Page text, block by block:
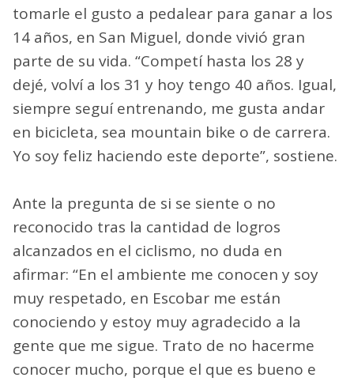
tomarle el gusto a pedalear para ganar a los
14 años, en San Miguel, donde vivió gran
parte de su vida. “Competí hasta los 28 y
dejé, volví a los 31 y hoy tengo 40 años. Igual,
siempre seguí entrenando, me gusta andar
en bicicleta, sea mountain bike o de carrera.
Yo soy feliz haciendo este deporte”, sostiene.
Ante la pregunta de si se siente o no
reconocido tras la cantidad de logros
alcanzados en el ciclismo, no duda en
afirmar: “En el ambiente me conocen y soy
muy respetado, en Escobar me están
conociendo y estoy muy agradecido a la
gente que me sigue. Trato de no hacerme
conocer mucho, porque el que es bueno e